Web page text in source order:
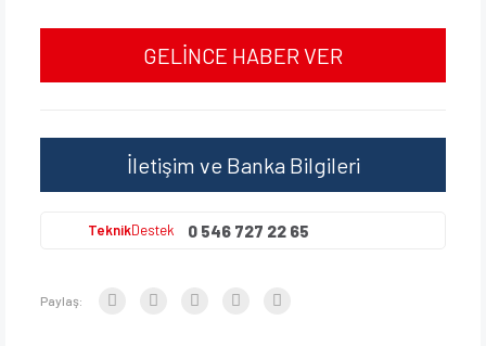
GELİNCE HABER VER
İletişim ve Banka Bilgileri
TeknikDestek 0 546 727 22 65
Paylaş: